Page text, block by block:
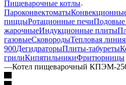
Пищеварочные котлы
Пароконвектоматы
пиццыРотационные печиПодовые
жарочныеИндукционные плиты
газовыеСковородыТепловая
900ДегидраторыПлиты-табуреты
грилиКипятильникиФритюрницы
—Котел пищеварочный КПЭМ-